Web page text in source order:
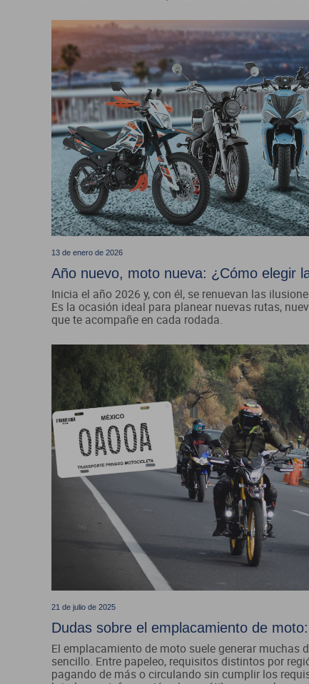
13 de enero de 2026
Año nuevo, moto nueva: ¿Cómo elegir
Inicia el año 2026 y, con él, se renuevan las
Es la ocasión ideal para planear nuevas rutas,
que te acompañe en cada rodada.
21 de julio de 2025
Dudas sobre el emplacamiento de
El emplacamiento de moto suele generar muchas
sencillo. Entre papeleo, requisitos distintos por
pagando de más o circulando sin cumplir los